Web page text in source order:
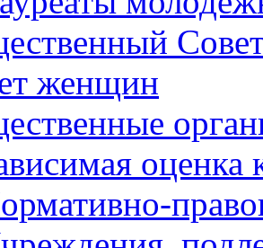
женщин
оценка